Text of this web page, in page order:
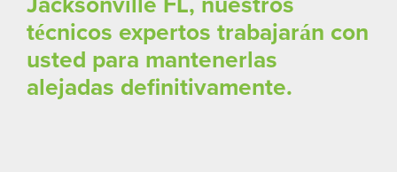
técnicos expertos trabajarán con
usted para mantenerlas
alejadas definitivamente.